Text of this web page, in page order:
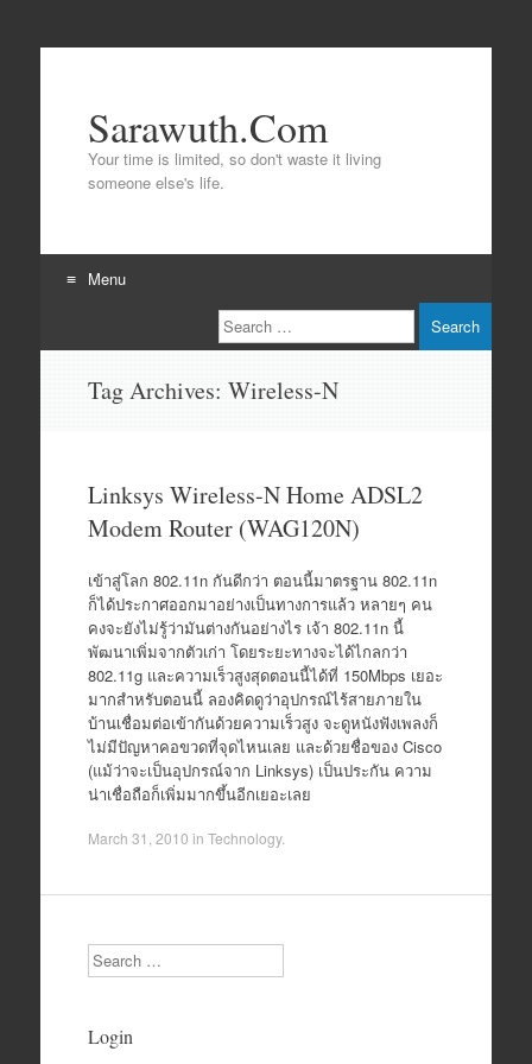
Sarawuth.Com
Your time is limited, so don't waste it living
someone else's life.
Menu
to
Search
Tag Archives: Wireless-N
Linksys Wireless-N Home ADSL2
Modem Router (WAG120N)
เข้าสู่โลก 802.11n กันดีกว่า ตอนนี้มาตรฐาน 802.11n
ก็ได้ประกาศออกมาอย่างเป็นทางการแล้ว หลายๆ คน
คงจะยังไม่รู้ว่ามันต่างกันอย่างไร เจ้า 802.11n นี้
พัฒนาเพิ่มจากตัวเก่า โดยระยะทางจะได้ไกลกว่า
802.11g และความเร็วสูงสุดตอนนี้ได้ที่ 150Mbps เยอะ
มากสำหรับตอนนี้ ลองคิดดูว่าอุปกรณ์ไร้สายภายใน
บ้านเชื่อมต่อเข้ากันด้วยความเร็วสูง จะดูหนังฟังเพลงก็
ไม่มีปัญหาคอขวดที่จุดไหนเลย และด้วยชื่อของ Cisco
(แม้ว่าจะเป็นอุปกรณ์จาก Linksys) เป็นประกัน ความ
น่าเชื่อถือก็เพิ่มมากขึ้นอีกเยอะเลย
March 31, 2010 in Technology.
Search
Login